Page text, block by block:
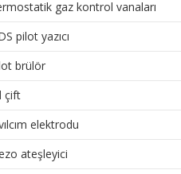
gaz kontrol vanaları
pilot yazıcı
brülör
çift
elektrodu
ateşleyici